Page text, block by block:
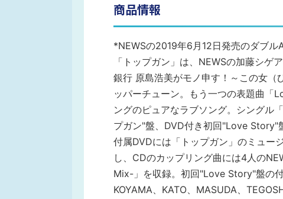
商品情報
*NEWSの2019年6月12日発売のダブ
「トップガン」は、NEWSの加藤シゲ
銀行 原島浩美がモノ申す！～この女（
ッパーチューン。もう一つの表題曲「
ングのピュアなラブソング。シングル
プガン"盤、DVD付き初回"Love Story"
付属DVDには「トップガン」のミュー
し、CDのカップリング曲には4人の
Mix-」を収録。初回"Love Story"盤の
KOYAMA、KATO、MASUDA、